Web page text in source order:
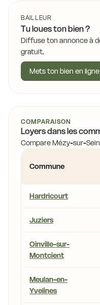
BAILLEUR
Tu loues ton bien ?
Diffuse ton annonce à
gratuit.
Mets ton bien en ligne
COMPARAISON
Loyers dans les
Compare Mézy-sur-
Commune
Hardricourt
Juziers
Oinville-sur-
Montcient
Meulan-en-
Yvelines